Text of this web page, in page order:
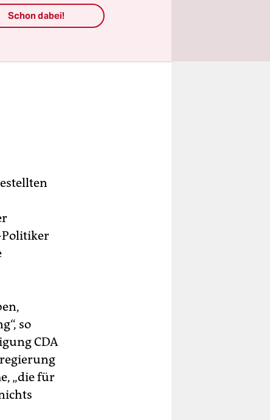
Politiker
so
CDA
„die für
Schon dabei!